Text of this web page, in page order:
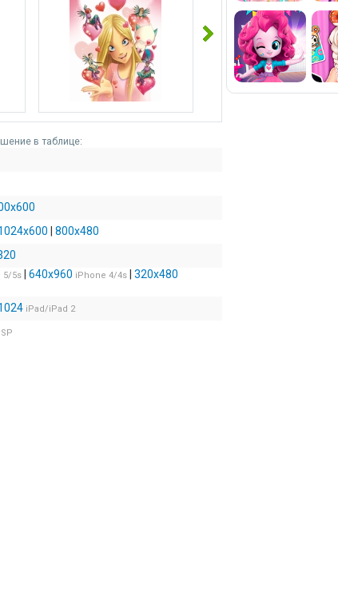
е
в таблице:
800x480
5/5s 640x960 iPhone 4/4s 320x480
iPad/iPad 2